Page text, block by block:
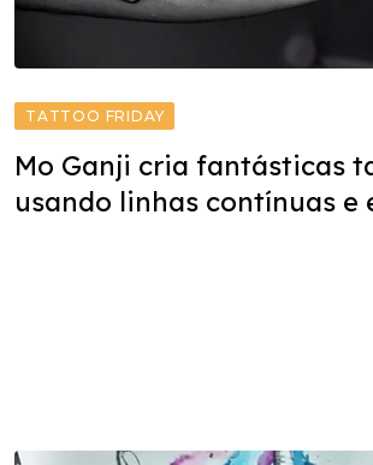
TATTOO FRIDAY
Mo Ganji cria fantásticas
usando linhas contínuas e